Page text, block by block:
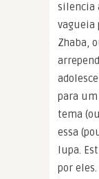
silencia
vagueia
Zhaba,
para um
tema
essa
lupa.
por